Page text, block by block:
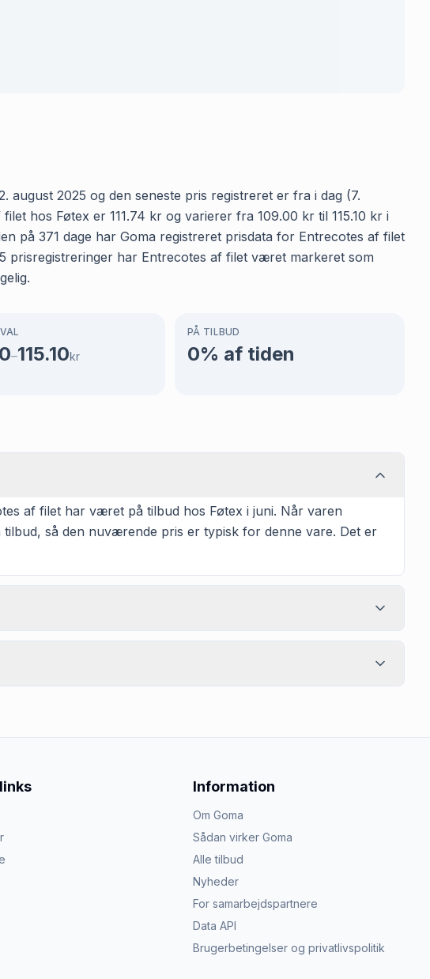
2025 og den seneste pris registreret er fra i dag (7.
hos Føtex er 111.74 kr og varierer fra 109.00 kr til 115.10 kr i
på 371 dage har Goma registreret prisdata for Entrecotes af filet
prisregistreringer har Entrecotes af filet været markeret som
–115.10kr
PÅ TILBUD
0% af tiden
af filet har været på tilbud hos Føtex i juni. Når varen
så den nuværende pris er typisk for denne vare. Det er
Information
Om Goma
Sådan virker Goma
Alle tilbud
Nyheder
For samarbejdspartnere
Data API
Brugerbetingelser og privatlivspolitik